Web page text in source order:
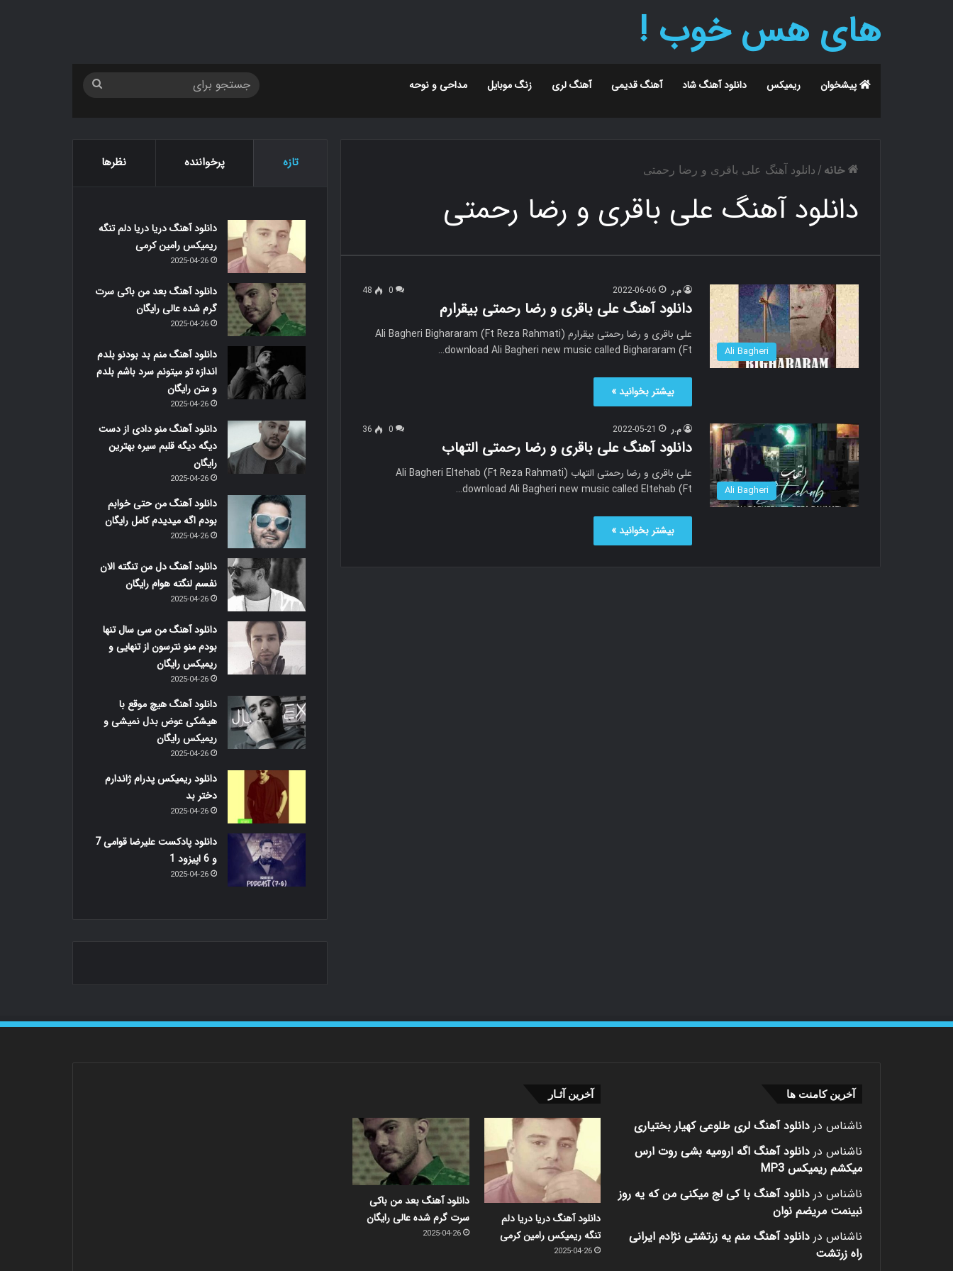
های هس خوب !
پیشخوان ریمیکس دانلود آهنگ شاد آهنگ قدیمی آهنگ لری زنگ موبایل مداحی و نوحه
خانه / دانلود آهنگ علی باقری و رضا رحمتی
دانلود آهنگ علی باقری و رضا رحمتی
Ali Bagheri
م.ر 2022-06-06
0
48
دانلود آهنگ علی باقری و رضا رحمتی بیقرارم
علی باقری و رضا رحمتی بیقرارم Ali Bagheri Bighararam (Ft Reza Rahmati)
download Ali Bagheri new music called Bighararam (Ft…
بیشتر بخوانید »
Ali Bagheri
م.ر 2022-05-21
0
36
دانلود آهنگ علی باقری و رضا رحمتی التهاب
علی باقری و رضا رحمتی التهاب Ali Bagheri Eltehab (Ft Reza Rahmati)
download Ali Bagheri new music called Eltehab (Ft…
بیشتر بخوانید »
تازه پرخواننده نظرها
دانلود آهنگ دریا دریا دلم تنگه
ریمیکس رامین کرمی
2025-04-26
دانلود آهنگ بعد من باکی سرت
گرم شده عالی رایگان
2025-04-26
دانلود آهنگ منم بد بودنو بلدم
اندازه تو میتونم سرد باشم بلدم
و متن رایگان
2025-04-26
دانلود آهنگ منو دادی از دست
دیگه دیگه قلبم سیره بهترین
رایگان
2025-04-26
دانلود آهنگ من حتی خوابم
بودم اگه میدیدم کامل رایگان
2025-04-26
دانلود آهنگ دل من تنگته الان
نفسم لنگته هوام رایگان
2025-04-26
دانلود آهنگ من سی سال تنها
بودم منو نترسون از تنهایی و
ریمیکس رایگان
2025-04-26
دانلود آهنگ هیچ موقع با
هیشکی عوض بدل نمیشی و
ریمیکس رایگان
2025-04-26
دانلود ریمیکس پدرام ژاندارم
دختر بد
2025-04-26
دانلود پادکست علیرضا قوامی 7
و 6 اپیزود 1
2025-04-26
آخرین کامنت ها
ناشناس در دانلود آهنگ لری طلوعی کهیار بختیاری
ناشناس در دانلود آهنگ اگه ارومیه بشی روت ارس
میکشم ریمیکس MP3
ناشناس در دانلود آهنگ با کی لج میکنی من که یه روز
نبینمت مریضم نوان
ناشناس در دانلود آهنگ منم یه زرتشتی نژادم ایرانی
راه زرتشت
آخرین آثـار
دانلود آهنگ دریا دریا دلم
تنگه ریمیکس رامین کرمی
2025-04-26
دانلود آهنگ بعد من باکی
سرت گرم شده عالی رایگان
2025-04-26